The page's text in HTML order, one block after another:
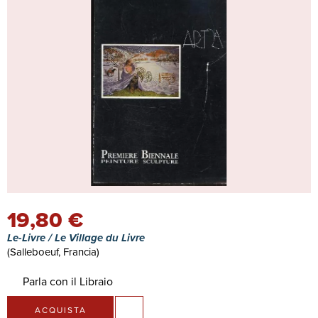
19,80 €
Le-Livre / Le Village du Livre
(Salleboeuf, Francia)
Parla con il Libraio
ACQUISTA